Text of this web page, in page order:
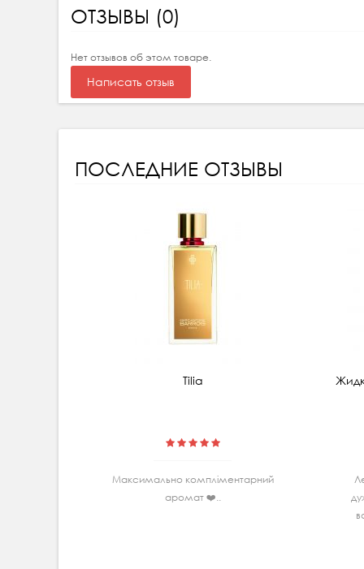
ОТЗЫВЫ (0)
Нет отзывов об этом товаре.
Написать отзыв
ПОСЛЕДНИЕ ОТЗЫВЫ
Tilia
Максимально комплiментарний
аромат ❤️..